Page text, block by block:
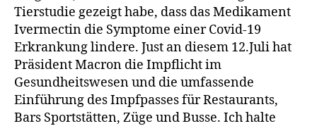
Tierstudie gezeigt habe, dass das Medikament
Ivermectin die Symptome einer Covid-19
Erkrankung lindere. Just an diesem 12.Juli hat
Präsident Macron die Impflicht im
Gesundheitswesen und die umfassende
Einführung des Impfpasses für Restaurants,
Bars Sportstätten, Züge und Busse. Ich halte